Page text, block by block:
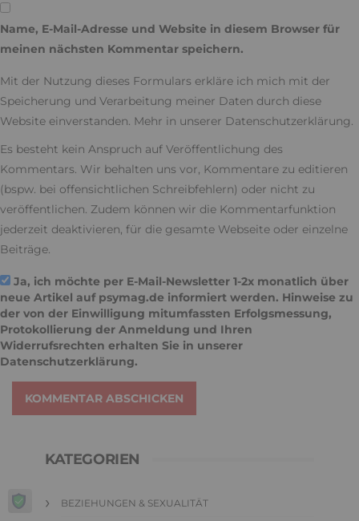
Name, E-Mail-Adresse und Website in diesem Browser für
meinen nächsten Kommentar speichern.
Mit der Nutzung dieses Formulars erkläre ich mich mit der
Speicherung und Verarbeitung meiner Daten durch diese
Website einverstanden. Mehr in unserer Datenschutzerklärung
Es besteht kein Anspruch auf Veröffentlichung des
Kommentars. Wir behalten uns vor, Kommentare zu editieren
(bspw. bei offensichtlichen Schreibfehlern) oder nicht zu
veröffentlichen. Zudem können wir die Kommentarfunktion
jederzeit deaktivieren, für die gesamte Webseite oder einzelne
Beiträge.
Ja, ich möchte per E-Mail-Newsletter 1-2x monatlich über
neue Artikel auf psymag.de informiert werden. Hinweise zu
der von der Einwilligung mitumfassten Erfolgsmessung,
Protokollierung der Anmeldung und Ihren
Widerrufsrechten erhalten Sie in unserer
Datenschutzerklärung.
KOMMENTAR ABSCHICKEN
KATEGORIEN
BEZIEHUNGEN & SEXUALITÄT